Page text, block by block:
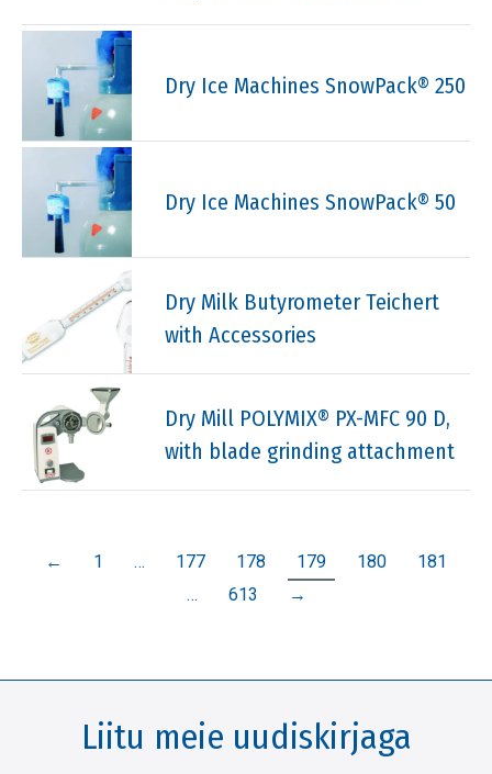
Dry Ice Machines SnowPack® 250
Dry Ice Machines SnowPack® 50
Dry Milk Butyrometer Teichert
with Accessories
Dry Mill POLYMIX® PX-MFC 90 D,
with blade grinding attachment
← 1 … 177 178 179 180
181
…
613 →
Liitu meie uudiskirjaga